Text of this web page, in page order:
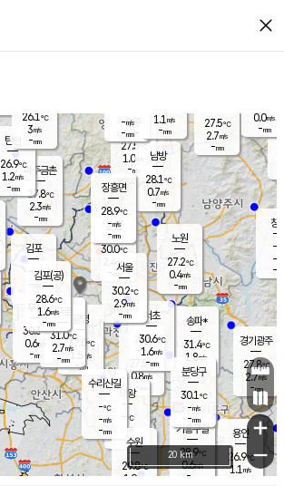
close
양주
27.5℃
1.0
-mm
과천
27.5℃
0.8m/s
- mm
용인
26.9℃
1.1 m/s
경기광주
27.8℃
2.7m/s
-mm
파주금촌
27.8℃
2.3m/s
-mm
27.5℃
2.7m/s
-mm
창
-
-m/
-
탄현
26.9℃
1.2m/s
-mm
0.0m/s
-mm
의왕
- ℃
m/s
mm
김포
- ℃
-m/s
mm
광명
32.0
℃
1.5 m/s
-mm
부천
30.3℃
0.6m/s
-mm
구로
31.0℃
2.7m/s
-mm
은평
30.0℃
2.4 m/s
- mm
노원
27.2℃
0.4m/s
-mm
송파*
31.4℃
1.8m/s
-mm
서초
30.6℃
1.6m/s
-mm
남방
28.1℃
0.7m/s
-mm
기흥구갈
28.9℃
0.6m/s
-
수리산길
-℃
-m/s
-mm
분당구
30.1℃
-m/s
-mm
장흥면
28.9℃
-m/s
-mm
-m/s
-mm
김포(공)
28.6℃
1.6m/s
-mm
수원
29.8℃
1.9m/s
서울
30.2℃
2.9m/s
-mm
26.1℃
3m/s
-mm
1.1 m/s
-mm
+
−
20 km